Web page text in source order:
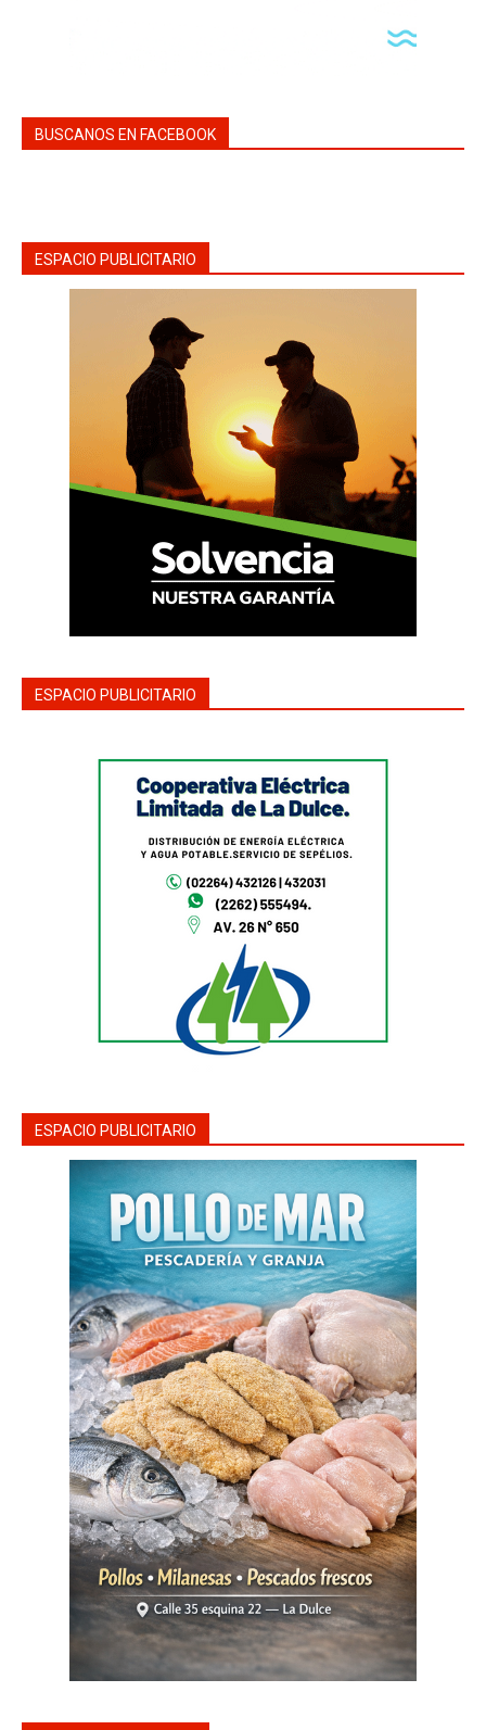
BUSCANOS EN FACEBOOK
ESPACIO PUBLICITARIO
ESPACIO PUBLICITARIO
ESPACIO PUBLICITARIO